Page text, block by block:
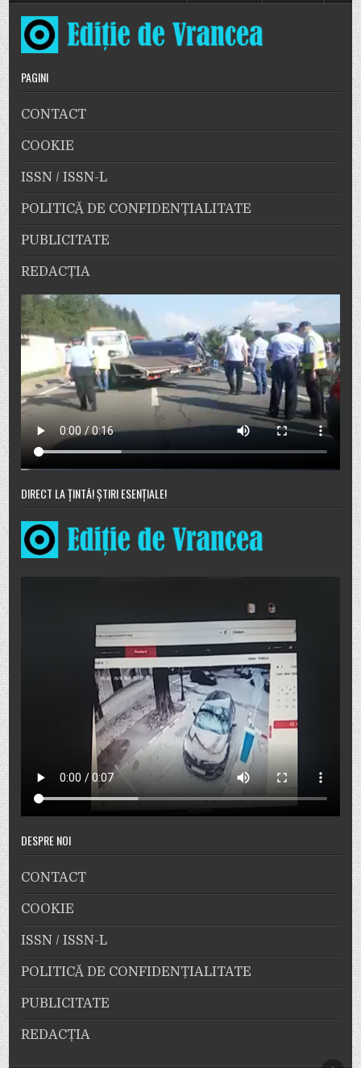
PAGINI
CONTACT
COOKIE
ISSN / ISSN-L
POLITICĂ DE CONFIDENȚIALITATE
PUBLICITATE
REDACȚIA
DIRECT LA ȚINTĂ! ȘTIRI ESENȚIALE!
DESPRE NOI
CONTACT
COOKIE
ISSN / ISSN-L
POLITICĂ DE CONFIDENȚIALITATE
PUBLICITATE
REDACȚIA